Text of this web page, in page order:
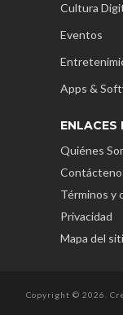
Cultura
Eventos
Apps &
ENLACES
Quiénes
Términos y
Privacidad
Mapa del
Copyright © 2026.